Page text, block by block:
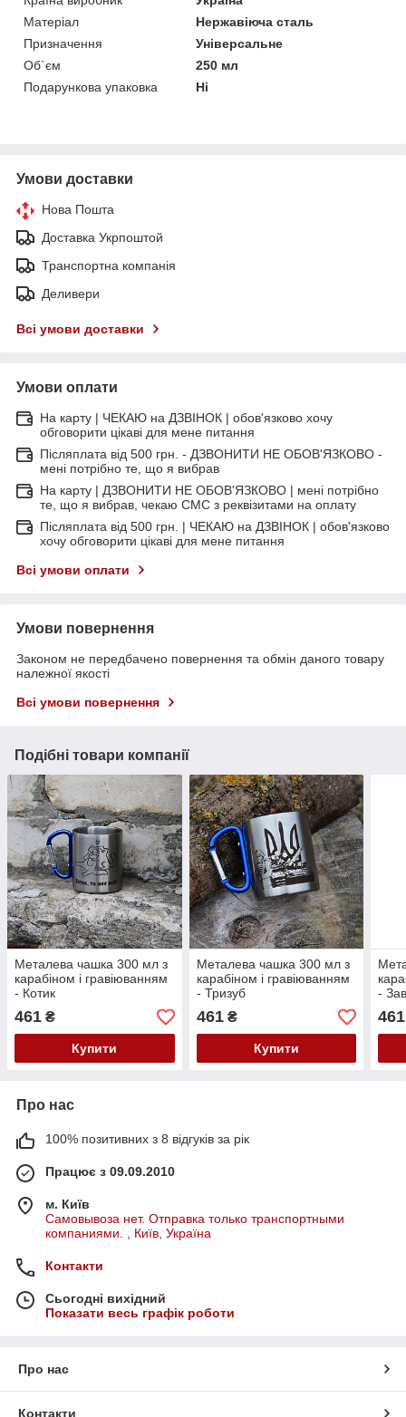
Матеріал
Нержавіюча сталь
Призначення
Універсальне
Об`єм
250 мл
Подарункова упаковка
Ні
Умови доставки
Нова Пошта
Доставка Укрпоштой
Транспортна компанія
Деливери
Всі умови доставки
Умови оплати
На карту | ЧЕКАЮ на ДЗВІНОК | обов'язково хочу
обговорити цікаві для мене питання
Післяплата від 500 грн. - ДЗВОНИТИ НЕ ОБОВ'ЯЗКОВО -
мені потрібно те, що я вибрав
На карту | ДЗВОНИТИ НЕ ОБОВ'ЯЗКОВО | мені потрібно
те, що я вибрав, чекаю СМС з реквізитами на оплату
Післяплата від 500 грн. | ЧЕКАЮ на ДЗВІНОК | обов'язково
хочу обговорити цікаві для мене питання
Всі умови оплати
Умови повернення
Законом не передбачено повернення та обмін даного товару
належної якості
Всі умови повернення
Подібні товари компанії
Металева чашка 300 мл з
карабіном і гравіюванням
- Котик
461 ₴
Купити
Металева чашка 300 мл з
карабіном і гравіюванням
- Тризуб
461₴
Купити
-
461
Про нас
100% позитивних з 8 відгуків за рік
Працює з 09.09.2010
м. Київ
Самовывоза нет. Отправка только транспортными
компаниями. , Київ, Україна
Контакти
Сьогодні вихідний
Показати весь графік роботи
Про нас
Контакти